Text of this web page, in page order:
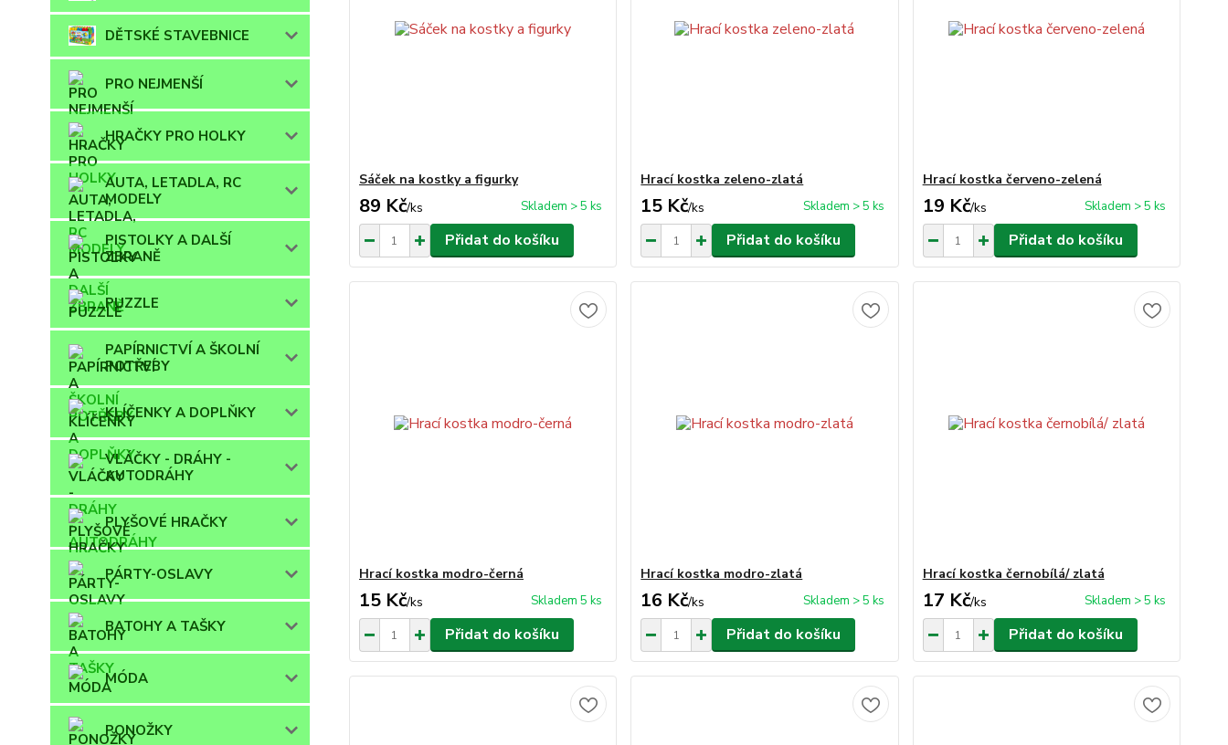
DĚTSKÉ STAVEBNICE
PRO NEJMENŠÍ
HRAČKY PRO HOLKY
AUTA, LETADLA, RC
MODELY
PISTOLKY A DALŠÍ
ZBRANĚ
PUZZLE
PAPÍRNICTVÍ A ŠKOLNÍ
POTŘEBY
KLÍČENKY A DOPLŇKY
VLÁČKY - DRÁHY -
AUTODRÁHY
PLYŠOVÉ HRAČKY
PÁRTY-OSLAVY
BATOHY A TAŠKY
MÓDA
PONOŽKY
Sáček na kostky a figurky
89 Kč/ks Skladem > 5 ks
Přidat do košíku
Hrací kostka zeleno-zlatá
15 Kč/ks Skladem > 5 ks
Přidat do košíku
Hrací kostka červeno-zelená
19 Kč/ks Skladem > 5 ks
Přidat do košíku
Hrací kostka modro-černá
15 Kč/ks Skladem 5 ks
Přidat do košíku
Hrací kostka modro-zlatá
16 Kč/ks Skladem > 5 ks
Přidat do košíku
Hrací kostka černobílá/ zlatá
17 Kč/ks Skladem > 5 ks
Přidat do košíku